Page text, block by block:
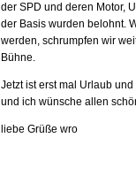
der SPD und deren Motor,
der Basis wurden belohnt.
werden, schrumpfen wir
Bühne.
Jetzt ist erst mal Urlaub
und ich wünsche allen
liebe Grüße wro